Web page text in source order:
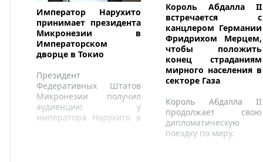
Император Нарухито
принимает президента
Микронезии в
Императорском
дворце в Токио
Президент
Федеративных Штатов
Микронезии получил
аудиенцию у
императора Нарухито в
Императорском дворце в
Король Абдалла II
встречается с
канцлером Германии
Фридрихом Мерцем,
чтобы положить
конец страданиям
мирного населения в
секторе Газа
Король Абдалла II
продолжает свою
дипломатическую
поездку по миру.